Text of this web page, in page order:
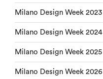
Milano Design Week 2023
Milano Design Week 2024
Milano Design Week 2025
Milano Design Week 2026